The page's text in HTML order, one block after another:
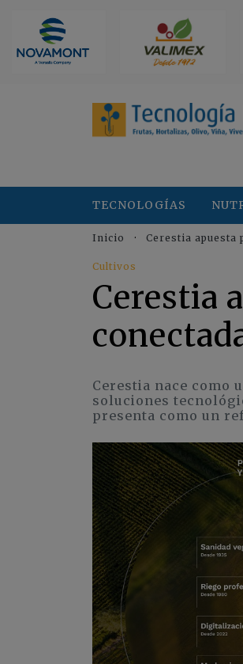
TECNOLOGÍAS
Inicio Cerestia apuesta
Cultivos
Cerestia
Cerestia nace como
soluciones
presenta como un